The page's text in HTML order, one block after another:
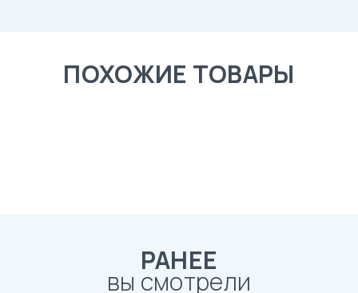
ПОХОЖИЕ ТОВАРЫ
РАНЕЕ
вы смотрели